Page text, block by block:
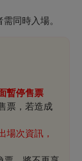
同時入場。
暫停售票
票，若造成
場次資訊，